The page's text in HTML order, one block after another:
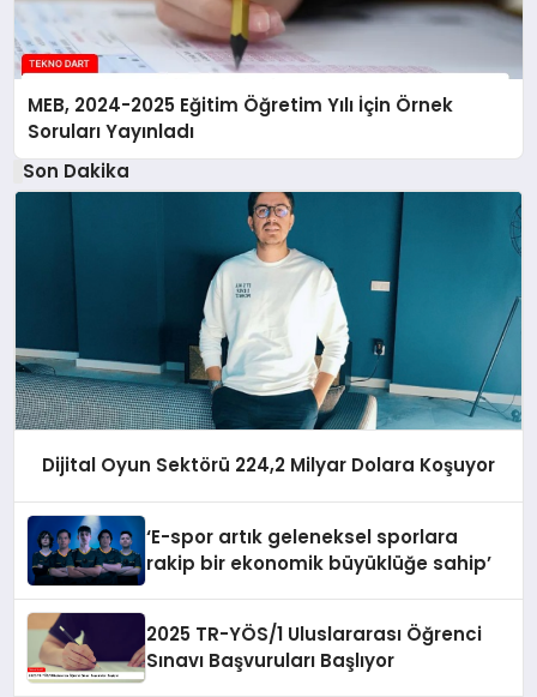
MEB, 2024-2025 Eğitim Öğretim Yılı İçin Örnek
Soruları Yayınladı
Son Dakika
Dijital Oyun Sektörü 224,2 Milyar Dolara Koşuyor
‘E-spor artık geleneksel sporlara
rakip bir ekonomik büyüklüğe sahip’
2025 TR-YÖS/1 Uluslararası Öğrenci
Sınavı Başvuruları Başlıyor